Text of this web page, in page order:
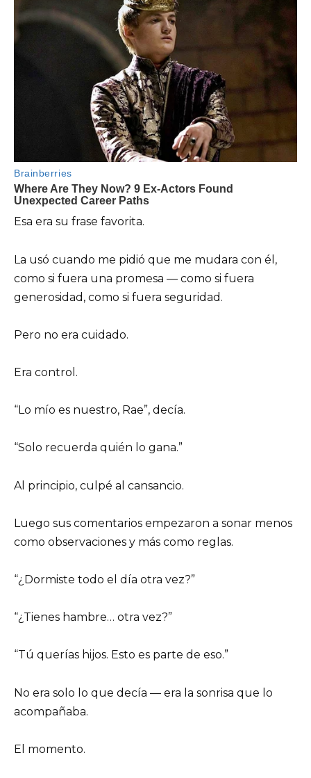
Esa era su frase favorita.
La usó cuando me pidió que me mudara con él,
como si fuera una promesa — como si fuera
generosidad, como si fuera seguridad.
Pero no era cuidado.
Era control.
“Lo mío es nuestro, Rae”, decía.
“Solo recuerda quién lo gana.”
Al principio, culpé al cansancio.
Luego sus comentarios empezaron a sonar menos
como observaciones y más como reglas.
“¿Dormiste todo el día otra vez?”
“¿Tienes hambre… otra vez?”
“Tú querías hijos. Esto es parte de eso.”
No era solo lo que decía — era la sonrisa que lo
acompañaba.
El momento.